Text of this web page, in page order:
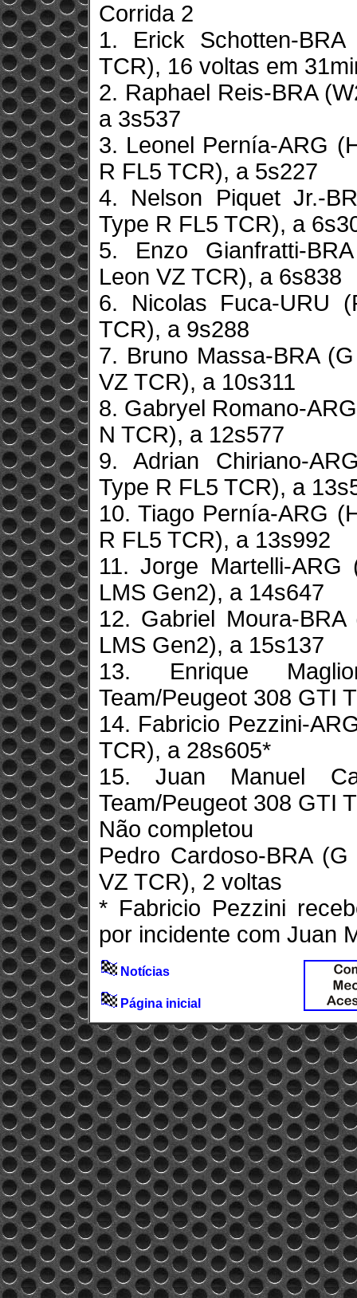
Corrida 2
1. Erick Schotten-
TCR), 16 voltas em
2. Raphael Reis-BRA
a 3s537
3. Leonel Pernía-ARG
R FL5 TCR), a 5s227
4. Nelson Piquet Jr.-
Type R FL5 TCR), a
5. Enzo Gianfratti-
Leon VZ TCR), a 6s838
6. Nicolas Fuca-URU
TCR), a 9s288
7. Bruno Massa-BRA
VZ TCR), a 10s311
8. Gabryel Romano-
N TCR), a 12s577
9. Adrian Chiriano-
Type R FL5 TCR), a
10. Tiago Pernía-ARG
R FL5 TCR), a 13s992
11. Jorge Martelli-ARG
LMS Gen2), a 14s647
12. Gabriel Moura-
LMS Gen2), a 15s137
13. Enrique
Team/Peugeot 308 GTI
14. Fabricio Pezzini-
TCR), a 28s605*
15. Juan Manuel
Team/Peugeot 308 GTI
Não completou
Pedro Cardoso-BRA
VZ TCR), 2 voltas
* Fabricio Pezzini
por incidente com Juan
Notícias
Página inicial